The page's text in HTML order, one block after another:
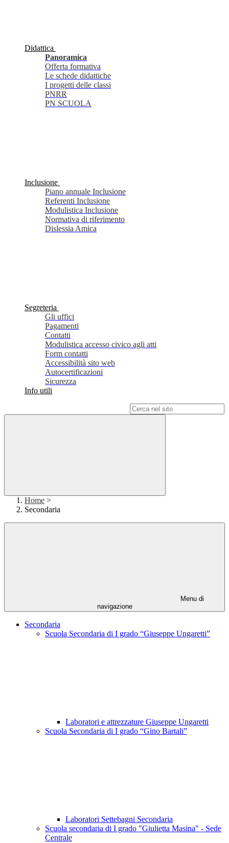
Didattica
Panoramica
Offerta formativa
Le schede didattiche
I progetti delle classi
PNRR
PN SCUOLA
Inclusione
Piano annuale Inclusione
Referenti Inclusione
Modulistica Inclusione
Normativa di riferimento
Dislessia Amica
Segreteria
Gli uffici
Pagamenti
Contatti
Modulistica accesso civico agli atti
Form contatti
Accessibilità sito web
Autocertificazioni
Sicurezza
Info utili
Home >
Secondaria
Menu di
navigazione
Secondaria
Scuola Secondaria di I grado “Giuseppe Ungaretti”
Laboratori e attrezzature Giuseppe Ungaretti
Scuola Secondaria di I grado “Gino Bartali”
Laboratori Settebagni Secondaria
Scuola secondaria di I grado "Giulietta Masina" - Sede
Centrale